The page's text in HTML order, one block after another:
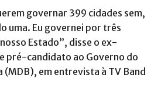
governar 399 cidades sem,
uma. Eu governei por três
Estado”, disse o ex-
pré-candidato ao Governo do
(MDB), em entrevista à TV Band